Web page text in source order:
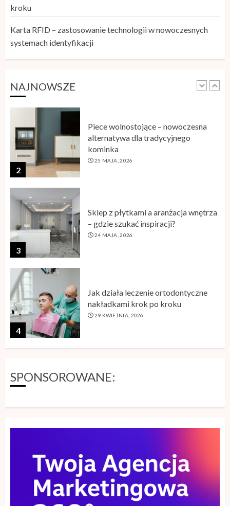
kroku
Karta RFID – zastosowanie technologii w nowoczesnych
systemach identyfikacji
NAJNOWSZE
1
2
Piece wolnostojące – nowoczesna
alternatywa dla tradycyjnego
3
Sklep z płytkami a aranżacja wnętrza
– gdzie szukać inspiracji?
4
Jak działa leczenie ortodontyczne
nakładkami krok po kroku
29 KWIETNIA, 2026
5
technologii w nowoczesnych
systemach identyfikacji
1
Szkolenie storytelling – jak zamienić
informacje w angażującą opowieść
alternatywa dla tradycyjnego
kominka
25 MAJA, 2026
SPONSOROWANE: